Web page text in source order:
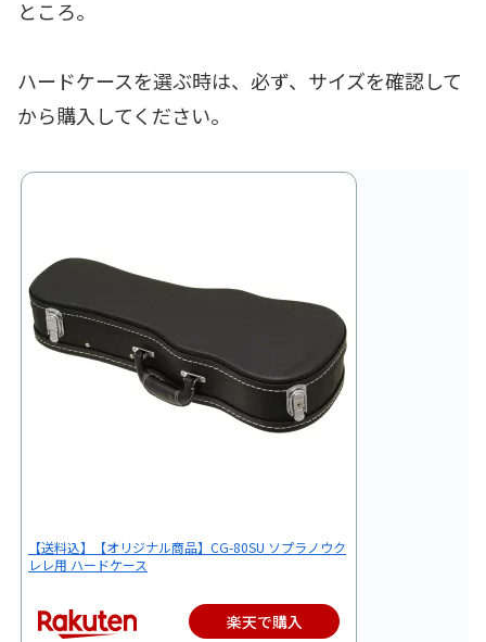
ところ。
ハードケースを選ぶ時は、必ず、サイズを確認して
から購入してください。
【送料込】【オリジナル商品】CG-80SU ソプラノウク
レレ用 ハードケース
楽天で購入